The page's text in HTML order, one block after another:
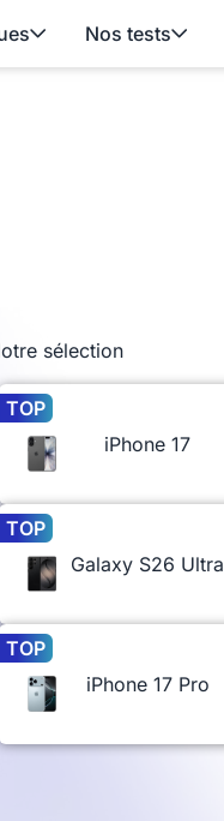
Nos tests
sélection
TOP
iPhone 17
TOP
Galaxy S26 Ultra
TOP
iPhone 17 Pro